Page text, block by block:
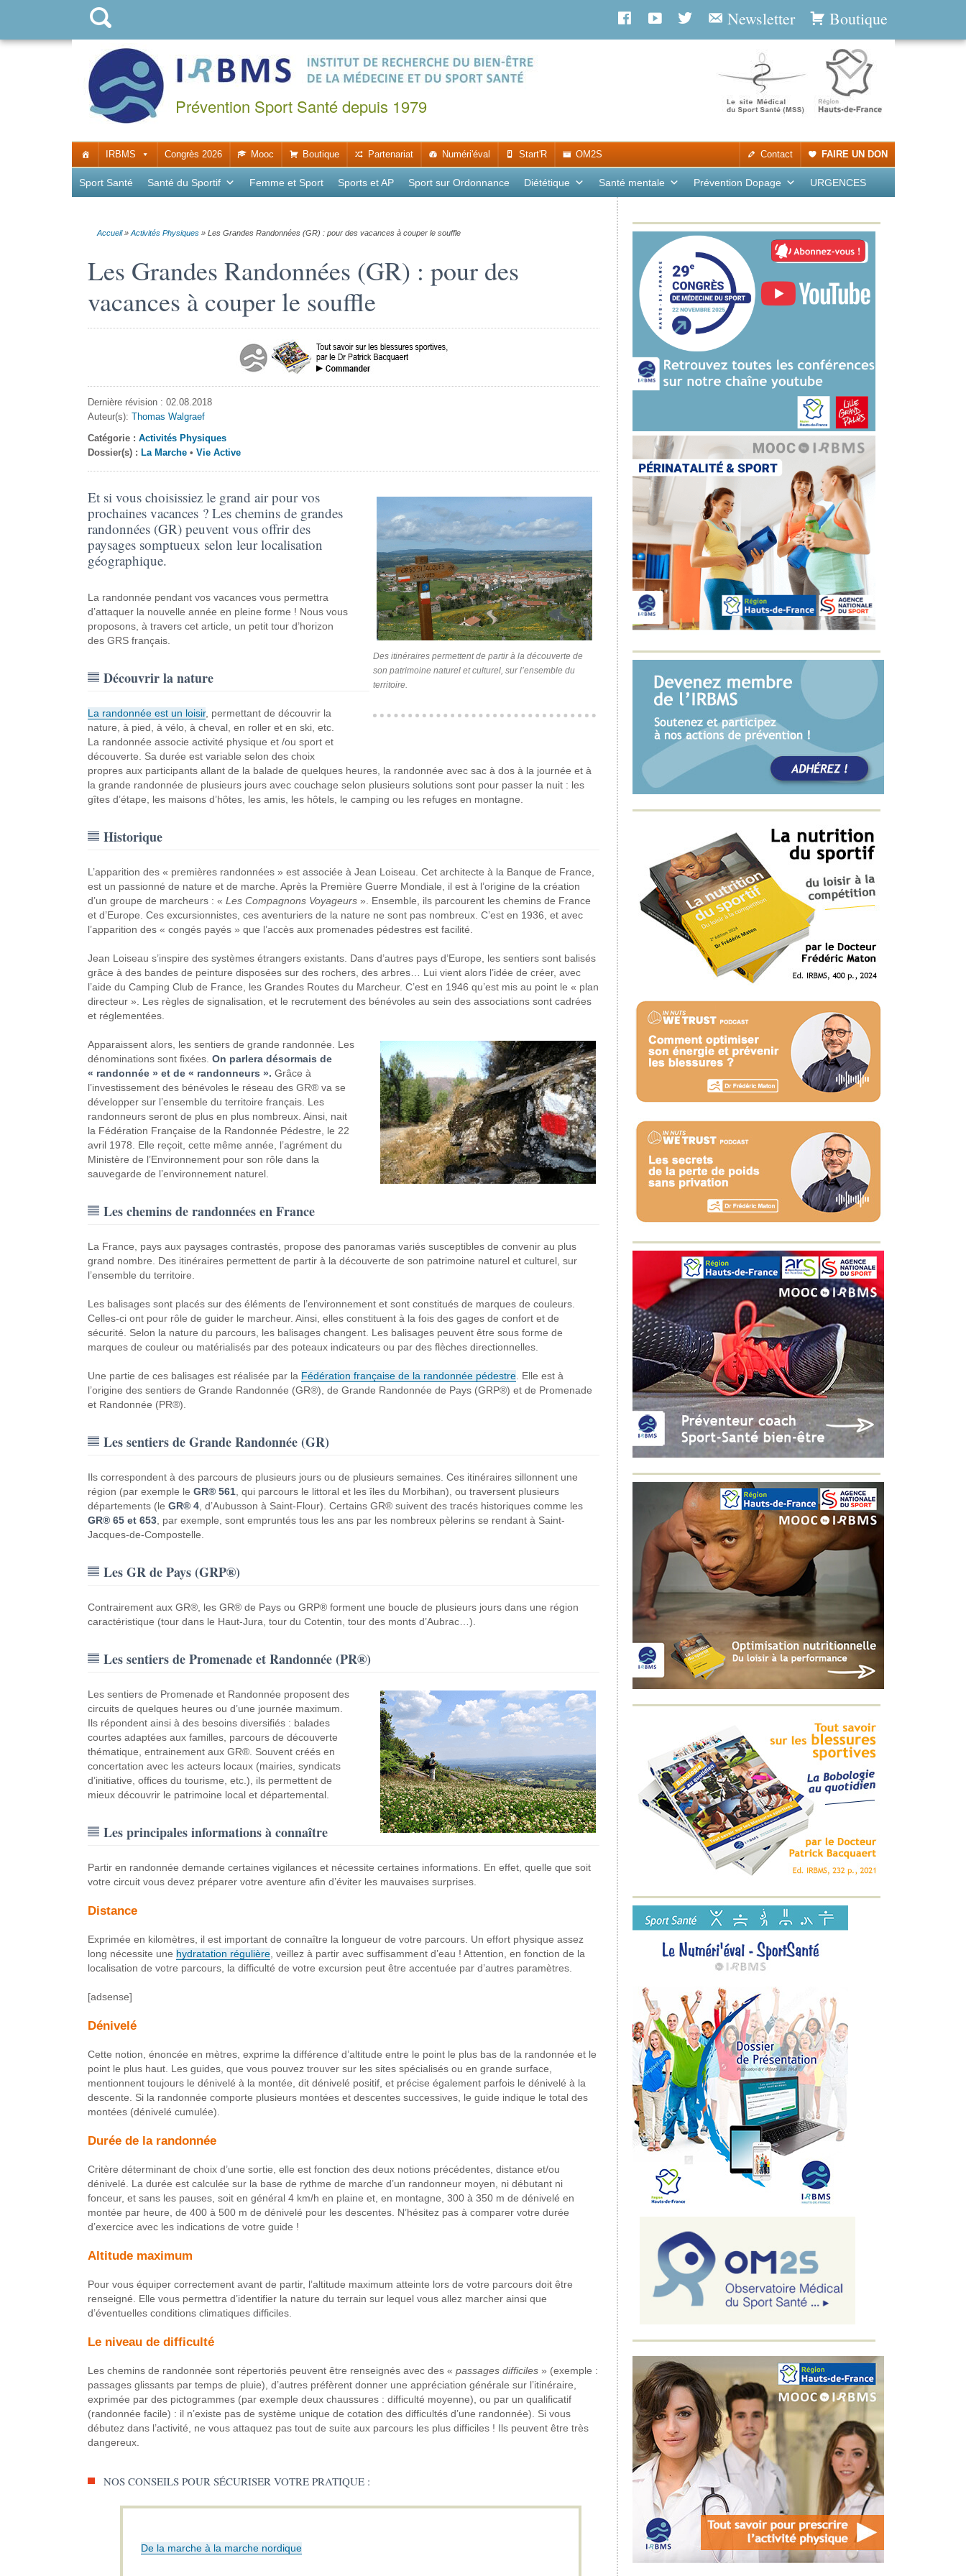
Boutique
Newsletter
Prévention Sport Santé depuis 1979
IRBMS Congrès 2026 Mooc Boutique Partenariat Numéri'éval Start'R OM2S FAIRE UN DON
Contact
Sport Santé Santé du Sportif Femme et Sport Sports et AP Sport sur Ordonnance Diététique Santé mentale Prévention Dopage URGENCES
Accueil» Activités Physiques» Les Grandes Randonnées (GR) : pour des vacances à couper le souffle
Les Grandes Randonnées (GR) : pour des
vacances à couper le souffle
Dernière révision : 02.08.2018
Auteur(s): Thomas Walgraef
Catégorie : Activités Physiques
Dossier(s) : La Marche• Vie Active
Des itinéraires permettent de partir à la découverte de
son patrimoine naturel et culturel, sur l’ensemble du
territoire.
Et si vous choisissiez le grand air pour vos
prochaines vacances ? Les chemins de grandes
randonnées (GR) peuvent vous offrir des
paysages somptueux selon leur localisation
géographique.
La randonnée pendant vos vacances vous permettra
d’attaquer la nouvelle année en pleine forme ! Nous vous
proposons, à travers cet article, un petit tour d’horizon
des GRS français.
Découvrir la nature
La randonnée est un loisir, permettant de découvrir la
nature, à pied, à vélo, à cheval, en roller et en ski, etc.
La randonnée associe activité physique et /ou sport et
découverte. Sa durée est variable selon des choix
propres aux participants allant de la balade de quelques heures, la randonnée avec sac à dos à la journée et à
la grande randonnée de plusieurs jours avec couchage selon plusieurs solutions sont pour passer la nuit : les
gîtes d’étape, les maisons d’hôtes, les amis, les hôtels, le camping ou les refuges en montagne.
Historique
L’apparition des « premières randonnées » est associée à Jean Loiseau. Cet architecte à la Banque de France,
est un passionné de nature et de marche. Après la Première Guerre Mondiale, il est à l’origine de la création
d’un groupe de marcheurs : « Les Compagnons Voyageurs». Ensemble, ils parcourent les chemins de France
et d’Europe. Ces excursionnistes, ces aventuriers de la nature ne sont pas nombreux. C’est en 1936, et avec
l’apparition des « congés payés » que l’accès aux promenades pédestres est facilité.
Jean Loiseau s’inspire des systèmes étrangers existants. Dans d’autres pays d’Europe, les sentiers sont balisés
grâce à des bandes de peinture disposées sur des rochers, des arbres… Lui vient alors l’idée de créer, avec
l’aide du Camping Club de France, les Grandes Routes du Marcheur. C’est en 1946 qu’est mis au point le « plan
directeur ». Les règles de signalisation, et le recrutement des bénévoles au sein des associations sont cadrées
et réglementées.
Apparaissent alors, les sentiers de grande randonnée. Les
dénominations sont fixées. On parlera désormais de
« randonnée » et de « randonneurs ». Grâce à
l’investissement des bénévoles le réseau des GR® va se
développer sur l’ensemble du territoire français. Les
randonneurs seront de plus en plus nombreux. Ainsi, nait
la Fédération Française de la Randonnée Pédestre, le 22
avril 1978. Elle reçoit, cette même année, l’agrément du
Ministère de l’Environnement pour son rôle dans la
sauvegarde de l’environnement naturel.
Les chemins de randonnées en France
La France, pays aux paysages contrastés, propose des panoramas variés susceptibles de convenir au plus
grand nombre. Des itinéraires permettent de partir à la découverte de son patrimoine naturel et culturel, sur
l’ensemble du territoire.
Les balisages sont placés sur des éléments de l’environnement et sont constitués de marques de couleurs.
Celles-ci ont pour rôle de guider le marcheur. Ainsi, elles constituent à la fois des gages de confort et de
sécurité. Selon la nature du parcours, les balisages changent. Les balisages peuvent être sous forme de
marques de couleur ou matérialisés par des poteaux indicateurs ou par des flèches directionnelles.
Une partie de ces balisages est réalisée par la Fédération française de la randonnée pédestre. Elle est à
l’origine des sentiers de Grande Randonnée (GR®), de Grande Randonnée de Pays (GRP®) et de Promenade
et Randonnée (PR®).
Les sentiers de Grande Randonnée (GR)
Ils correspondent à des parcours de plusieurs jours ou de plusieurs semaines. Ces itinéraires sillonnent une
région (par exemple le GR® 561, qui parcours le littoral et les îles du Morbihan), ou traversent plusieurs
départements (le GR® 4, d’Aubusson à Saint-Flour). Certains GR® suivent des tracés historiques comme les
GR® 65 et 653, par exemple, sont empruntés tous les ans par les nombreux pèlerins se rendant à Saint-
Jacques-de-Compostelle.
Les GR de Pays (GRP®)
Contrairement aux GR®, les GR® de Pays ou GRP® forment une boucle de plusieurs jours dans une région
caractéristique (tour dans le Haut-Jura, tour du Cotentin, tour des monts d’Aubrac…).
Les sentiers de Promenade et Randonnée (PR®)
Les sentiers de Promenade et Randonnée proposent des
circuits de quelques heures ou d’une journée maximum.
Ils répondent ainsi à des besoins diversifiés : balades
courtes adaptées aux familles, parcours de découverte
thématique, entrainement aux GR®. Souvent créés en
concertation avec les acteurs locaux (mairies, syndicats
d’initiative, offices du tourisme, etc.), ils permettent de
mieux découvrir le patrimoine local et départemental.
Les principales informations à connaître
Partir en randonnée demande certaines vigilances et nécessite certaines informations. En effet, quelle que soit
votre circuit vous devez préparer votre aventure afin d’éviter les mauvaises surprises.
Distance
Exprimée en kilomètres, il est important de connaître la longueur de votre parcours. Un effort physique assez
long nécessite une hydratation régulière, veillez à partir avec suffisamment d’eau ! Attention, en fonction de la
localisation de votre parcours, la difficulté de votre excursion peut être accentuée par d’autres paramètres.
[adsense]
Dénivelé
Cette notion, énoncée en mètres, exprime la différence d’altitude entre le point le plus bas de la randonnée et le
point le plus haut. Les guides, que vous pouvez trouver sur les sites spécialisés ou en grande surface,
mentionnent toujours le dénivelé à la montée, dit dénivelé positif, et précise également parfois le dénivelé à la
descente. Si la randonnée comporte plusieurs montées et descentes successives, le guide indique le total des
montées (dénivelé cumulée).
Durée de la randonnée
Critère déterminant de choix d’une sortie, elle est fonction des deux notions précédentes, distance et/ou
dénivelé. La durée est calculée sur la base de rythme de marche d’un randonneur moyen, ni débutant ni
fonceur, et sans les pauses, soit en général 4 km/h en plaine et, en montagne, 300 à 350 m de dénivelé en
montée par heure, de 400 à 500 m de dénivelé pour les descentes. N’hésitez pas à comparer votre durée
d’exercice avec les indications de votre guide !
Altitude maximum
Pour vous équiper correctement avant de partir, l’altitude maximum atteinte lors de votre parcours doit être
renseigné. Elle vous permettra d’identifier la nature du terrain sur lequel vous allez marcher ainsi que
d’éventuelles conditions climatiques difficiles.
Le niveau de difficulté
Les chemins de randonnée sont répertoriés peuvent être renseignés avec des « passages difficiles» (exemple :
passages glissants par temps de pluie), d’autres préfèrent donner une appréciation générale sur l’itinéraire,
exprimée par des pictogrammes (par exemple deux chaussures : difficulté moyenne), ou par un qualificatif
(randonnée facile) : il n’existe pas de système unique de cotation des difficultés d’une randonnée). Si vous
débutez dans l’activité, ne vous attaquez pas tout de suite aux parcours les plus difficiles ! Ils peuvent être très
dangereux.
NOS CONSEILS POUR SÉCURISER VOTRE PRATIQUE :
De la marche à la marche nordique